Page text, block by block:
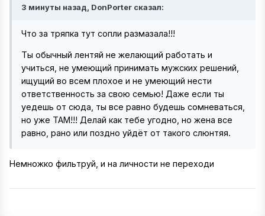
3 минуты назад, DonPorter сказал:
Что за тряпка тут сопли размазала!!!
Ты обычный лентяй не желающий работать и
учиться, не умеющий принимать мужских решений,
ищущий во всем плохое и не умеющий нести
ответственность за свою семью! Даже если ты
уедешь от сюда, ты все равно будешь сомневаться,
но уже ТАМ!!! Делай как тебе угодно, но жена все
равно, рано или поздно уйдёт от такого слюнтяя.
Немножко фильтруй, и на личности не переходи